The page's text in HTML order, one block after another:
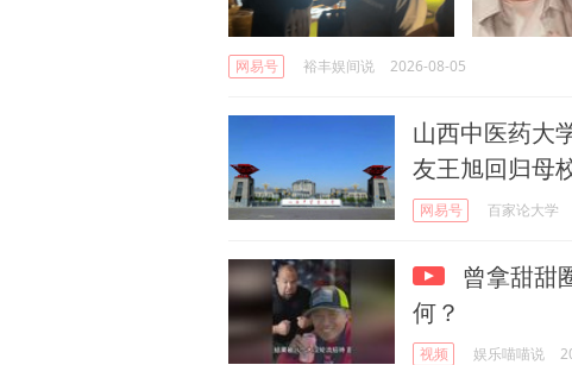
网易号 裕丰娱间说 2026-08-05
山西中医药大
友王旭回归母
网易号 百家论大学
曾拿甜甜
何？
视频 娱乐喵喵说